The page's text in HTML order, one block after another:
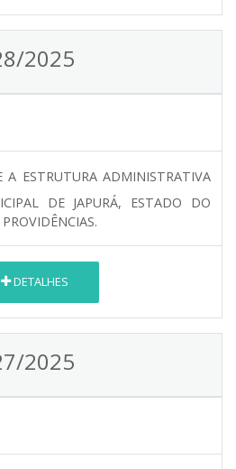
2025
A ESTRUTURA ADMINISTRATIVA
DE JAPURÁ, ESTADO DO
DETALHES
2025